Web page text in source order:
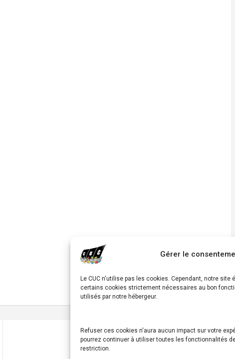
Gérer le
Le CUC n'utilise pas les cookies. Cependant, notre site
certains cookies strictement nécessaires au bon
utilisés par notre hébergeur.
Refuser ces cookies n'aura aucun impact sur votre
pourrez continuer à utiliser toutes les fonctionnalités
restriction.
BABY 3-5 ans 31/10 au 04/11/2022